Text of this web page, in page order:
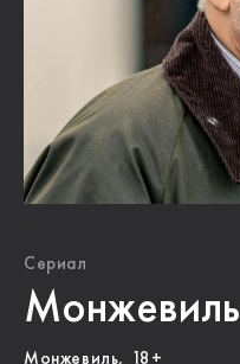
Сериал
Монжевиль
Монжевиль, 18+